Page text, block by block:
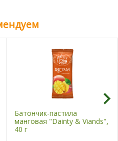
Батончик-пастила
манговая "Dainty & Viands",
40 г